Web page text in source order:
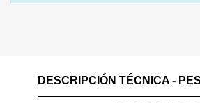
DESCRIPCIÓN TÉCNICA -